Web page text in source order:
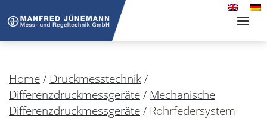
Toggle
Home/ Druckmesstechnik/
Differenzdruckmessgeräte/ Mechanische
Differenzdruckmessgeräte/ Rohrfedersystem